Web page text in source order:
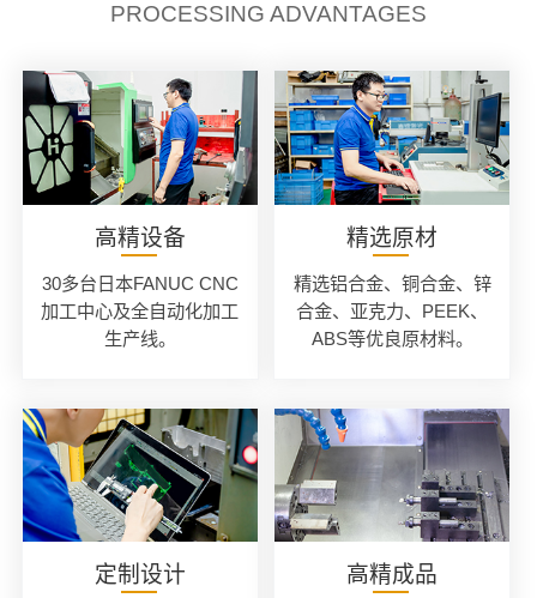
PROCESSING ADVANTAGES
高精设备
30多台日本FANUC CNC
加工中心及全自动化加工
生产线。
精选原材
精选铝合金、铜合金、锌
合金、亚克力、PEEK、
ABS等优良原材料。
定制设计 高精成品